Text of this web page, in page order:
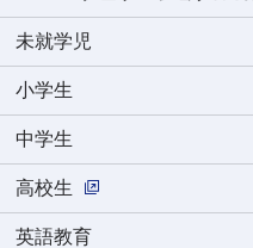
未就学児
小学生
中学生
高校生
英語教育